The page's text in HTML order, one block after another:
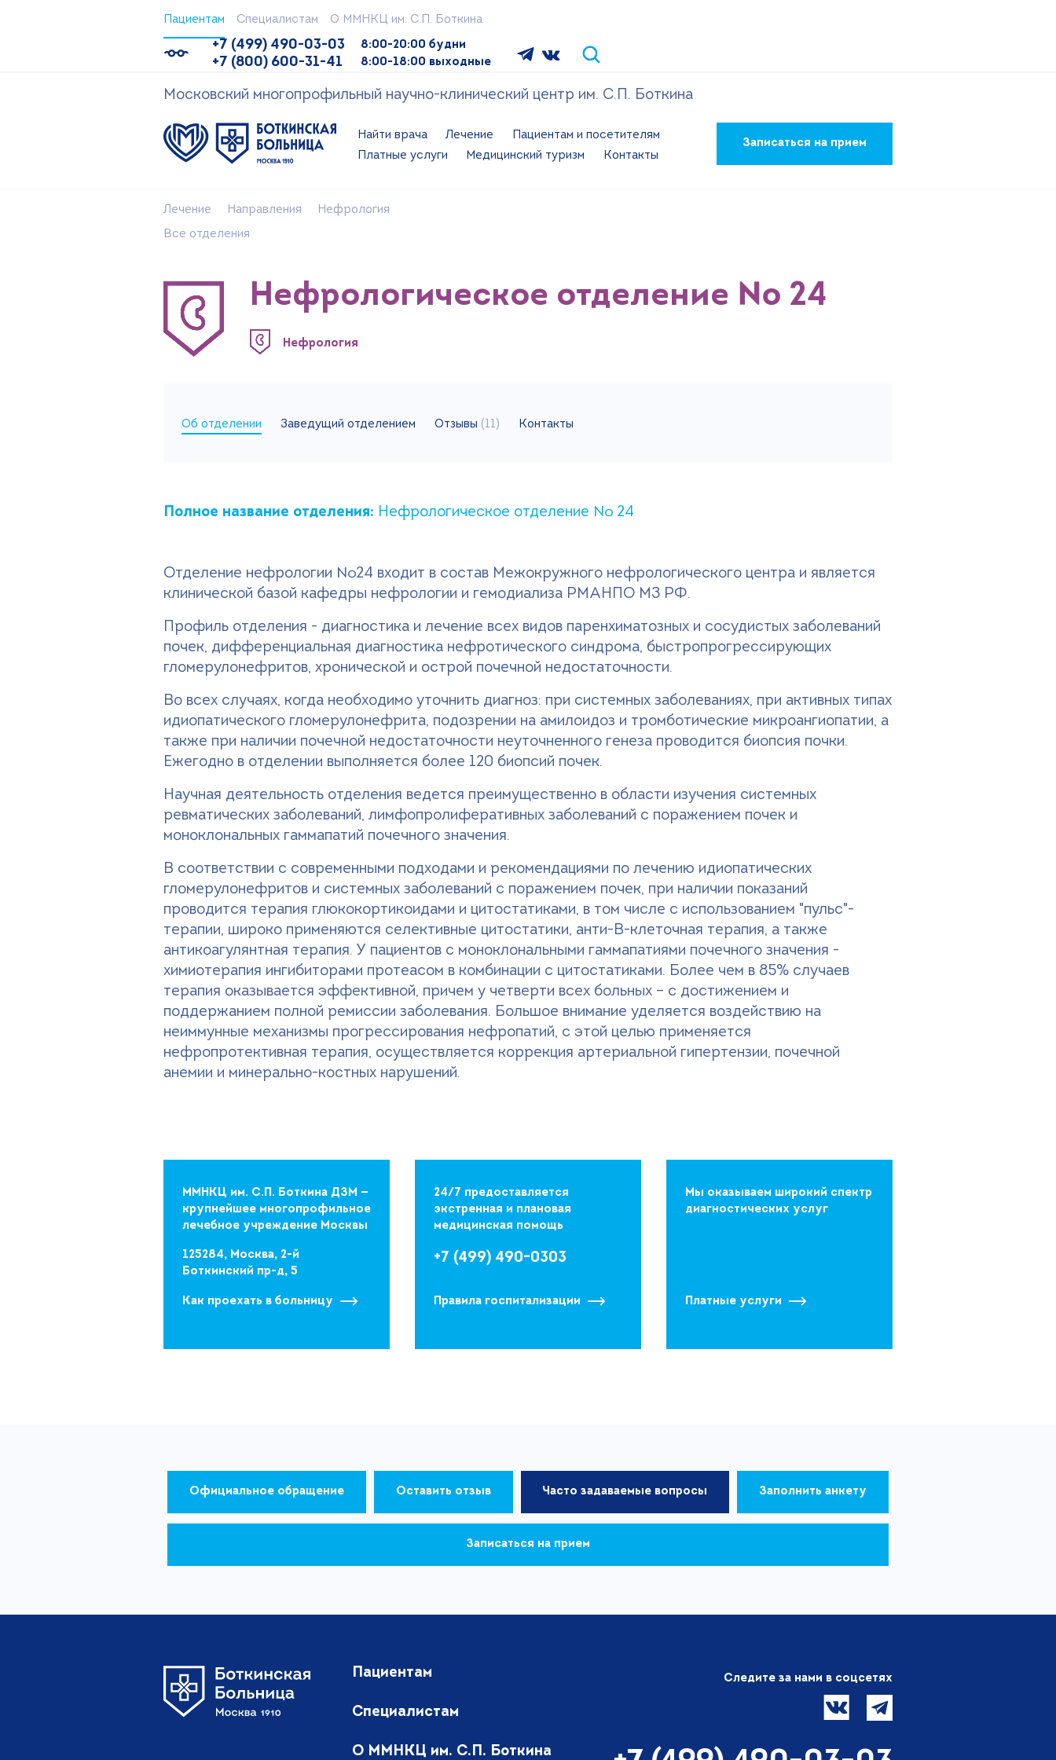
Пациентам Специалистам О ММНКЦ им. С.П. Боткина
+7 (499) 490-03-03
+7 (800) 600-31-41
8:00-20:00 будни
8:00-18:00 выходные
Московский многопрофильный научно-клинический центр им. С.П. Боткина
Найти врача Лечение
Пациентам и посетителям
Платные услуги
Медицинский туризм Контакты
Записаться на прием
Лечение Направления Нефрология
Все отделения
Нефрологическое отделение № 24
Нефрология
Об отделении Заведущий отделением Отзывы (11) Контакты
Полное название отделения: Нефрологическое отделение № 24
Отделение нефрологии №24 входит в состав Межокружного нефрологического центра и является
клинической базой кафедры нефрологии и гемодиализа РМАНПО МЗ РФ.
Профиль отделения - диагностика и лечение всех видов паренхиматозных и сосудистых заболеваний
почек, дифференциальная диагностика нефротического синдрома, быстропрогрессирующих
гломерулонефритов, хронической и острой почечной недостаточности.
Во всех случаях, когда необходимо уточнить диагноз: пpи системных заболеваниях, при активных типах
идиопатического гломеpулонефpита, подозрении на амилоидоз и тромботические микроангиопатии, а
также при наличии почечной недостаточности неуточненного генеза проводится биопсия почки.
Ежегодно в отделении выполняется более 120 биопсий почек.
Научная деятельность отделения ведется преимущественно в области изучения системных
ревматических заболеваний, лимфопролиферативных заболеваний с поражением почек и
моноклональных гаммапатий почечного значения.
В соответствии с современными подходами и рекомендациями по лечению идиопатических
гломеpулонефpитов и системных заболеваний с поражением почек, при наличии показаний
проводится терапия глюкокортикоидами и цитостатиками, в том числе с использованием "пульс"-
терапии, широко применяются селективные цитостатики, анти-В-клеточная терапия, а также
антикоагулянтная терапия. У пациентов с моноклональными гаммапатиями почечного значения -
химиотерапия ингибиторами протеасом в комбинации с цитостатиками. Более чем в 85% случаев
терапия оказывается эффективной, причем у четверти всех больных – с достижением и
поддержанием полной ремиссии заболевания. Большое внимание уделяется воздействию на
неиммунные механизмы прогрессирования нефропатий, с этой целью применяется
нефропротективная терапия, осуществляется коррекция артериальной гипертензии, почечной
анемии и минерально-костных нарушений.
ММНКЦ им. С.П. Боткина ДЗМ —
крупнейшее многопрофильное
лечебное учреждение Москвы
125284, Москва, 2-й
Боткинский пр-д, 5
Как проехать в больницу
24/7 предоставляется
экстренная и плановая
медицинская помощь
+7 (499) 490-0303
Правила госпитализации
Мы оказываем широкий спектр
диагностических услуг
Платные услуги
Официальное обращение Оставить отзыв Часто задаваемые вопросы Заполнить анкету
Записаться на прием
Пациентам
Специалистам
О ММНКЦ им. С.П. Боткина
Следите за нами в соцсетях